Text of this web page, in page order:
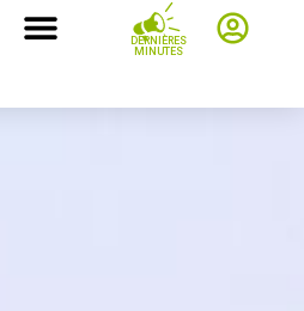
DERNIÈRES
MINUTES